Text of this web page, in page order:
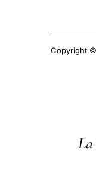
Copyright
La